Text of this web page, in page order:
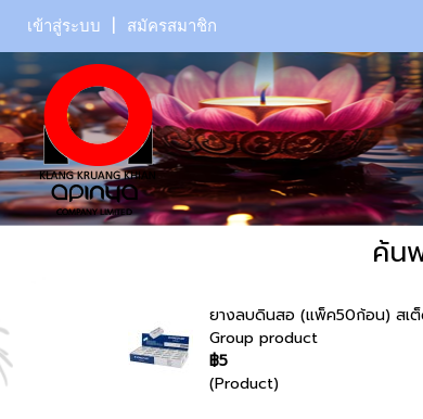
เข้าสู่ระบบ สมัครสมาชิก
ค้น
ยางลบดินสอ (แพ็ค50ก้อน) สเต็
Group product
฿5
(Product)